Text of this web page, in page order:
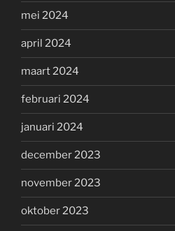
mei 2024
april 2024
maart 2024
februari 2024
januari 2024
december 2023
november 2023
oktober 2023